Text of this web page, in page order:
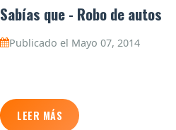
Sabías que - Robo de autos
Publicado el Mayo 07, 2014
LEER MÁS